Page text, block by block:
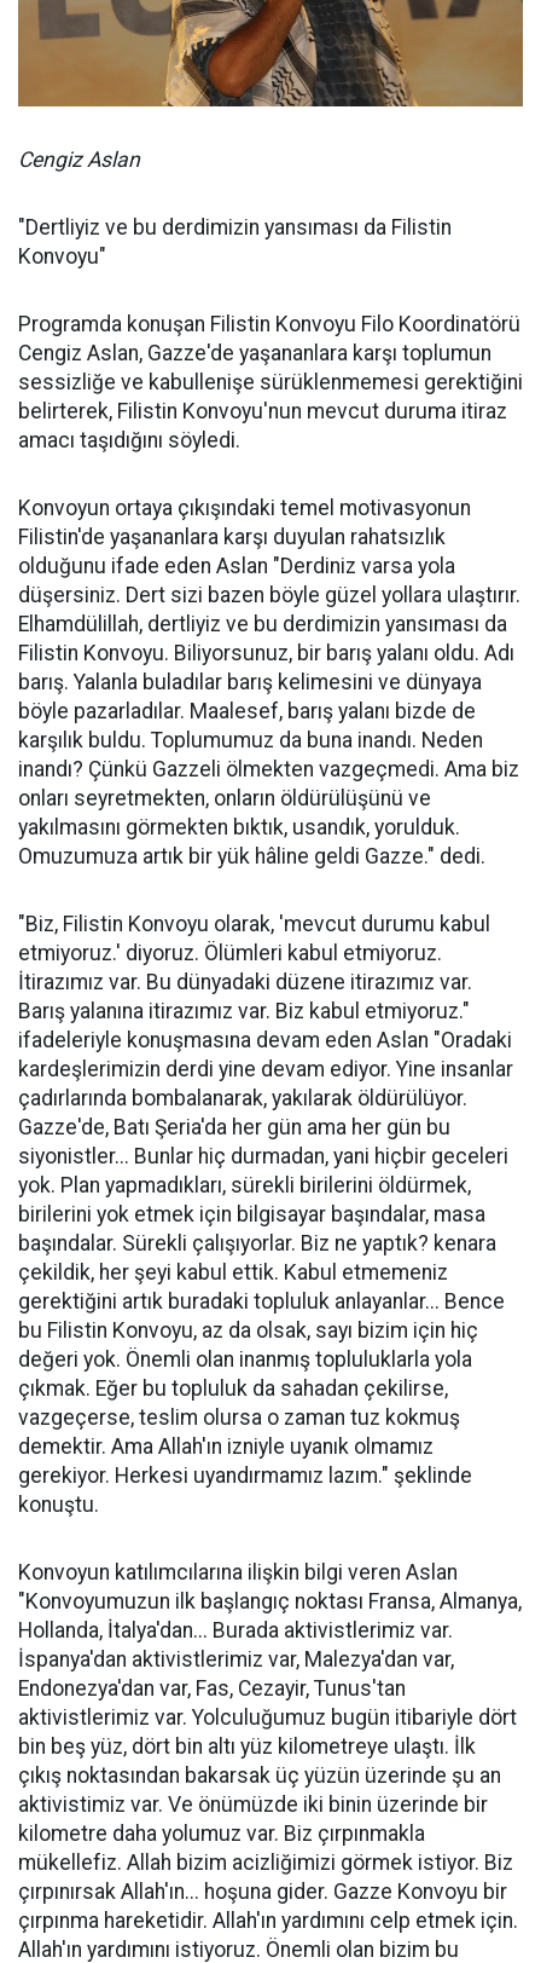
Cengiz Aslan
"Dertliyiz ve bu derdimizin yansıması da Filistin
Konvoyu"
Programda konuşan Filistin Konvoyu Filo Koordinatörü
Cengiz Aslan, Gazze'de yaşananlara karşı toplumun
sessizliğe ve kabullenişe sürüklenmemesi gerektiğini
belirterek, Filistin Konvoyu'nun mevcut duruma itiraz
amacı taşıdığını söyledi.
Konvoyun ortaya çıkışındaki temel motivasyonun
Filistin'de yaşananlara karşı duyulan rahatsızlık
olduğunu ifade eden Aslan "Derdiniz varsa yola
düşersiniz. Dert sizi bazen böyle güzel yollara ulaştırır.
Elhamdülillah, dertliyiz ve bu derdimizin yansıması da
Filistin Konvoyu. Biliyorsunuz, bir barış yalanı oldu. Adı
barış. Yalanla buladılar barış kelimesini ve dünyaya
böyle pazarladılar. Maalesef, barış yalanı bizde de
karşılık buldu. Toplumumuz da buna inandı. Neden
inandı? Çünkü Gazzeli ölmekten vazgeçmedi. Ama biz
onları seyretmekten, onların öldürülüşünü ve
yakılmasını görmekten bıktık, usandık, yorulduk.
Omuzumuza artık bir yük hâline geldi Gazze." dedi.
"Biz, Filistin Konvoyu olarak, 'mevcut durumu kabul
etmiyoruz.' diyoruz. Ölümleri kabul etmiyoruz.
İtirazımız var. Bu dünyadaki düzene itirazımız var.
Barış yalanına itirazımız var. Biz kabul etmiyoruz."
ifadeleriyle konuşmasına devam eden Aslan "Oradaki
kardeşlerimizin derdi yine devam ediyor. Yine insanlar
çadırlarında bombalanarak, yakılarak öldürülüyor.
Gazze'de, Batı Şeria'da her gün ama her gün bu
siyonistler... Bunlar hiç durmadan, yani hiçbir geceleri
yok. Plan yapmadıkları, sürekli birilerini öldürmek,
birilerini yok etmek için bilgisayar başındalar, masa
başındalar. Sürekli çalışıyorlar. Biz ne yaptık? kenara
çekildik, her şeyi kabul ettik. Kabul etmemeniz
gerektiğini artık buradaki topluluk anlayanlar... Bence
bu Filistin Konvoyu, az da olsak, sayı bizim için hiç
değeri yok. Önemli olan inanmış topluluklarla yola
çıkmak. Eğer bu topluluk da sahadan çekilirse,
vazgeçerse, teslim olursa o zaman tuz kokmuş
demektir. Ama Allah'ın izniyle uyanık olmamız
gerekiyor. Herkesi uyandırmamız lazım." şeklinde
konuştu.
Konvoyun katılımcılarına ilişkin bilgi veren Aslan
"Konvoyumuzun ilk başlangıç noktası Fransa, Almanya,
Hollanda, İtalya'dan... Burada aktivistlerimiz var.
İspanya'dan aktivistlerimiz var, Malezya'dan var,
Endonezya'dan var, Fas, Cezayir, Tunus'tan
aktivistlerimiz var. Yolculuğumuz bugün itibariyle dört
bin beş yüz, dört bin altı yüz kilometreye ulaştı. İlk
çıkış noktasından bakarsak üç yüzün üzerinde şu an
aktivistimiz var. Ve önümüzde iki binin üzerinde bir
kilometre daha yolumuz var. Biz çırpınmakla
mükellefiz. Allah bizim acizliğimizi görmek istiyor. Biz
çırpınırsak Allah'ın... hoşuna gider. Gazze Konvoyu bir
çırpınma hareketidir. Allah'ın yardımını celp etmek için.
Allah'ın yardımını istiyoruz. Önemli olan bizim bu